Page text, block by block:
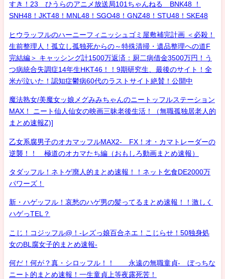
すき！23 ひうらのアニメ放送局101ちゃんねる BNK48 ！
SNH48！JKT48！MNL48！SGO48！GNZ48！STU48！SKE48
ヒウラッフルのハーニーフィニッシュゴミ屋敷補完計画 ＜必殺！
生前整理人！孤立し孤独死からの～特殊清掃・遺品整理への道F
完結編＞ キャッシング計1500万返済：厨二病借金3500万円！う
つ病統合失調症14年生HKT46！！9期研究生、最後のサイト！全
米が泣いた！認知症鬱病60代のラストサイト絶賛！公開中
魔法熟女/美魔女ッ娘メグみみちゃんのニートッフルステーション
MAX！ ニート仙人仙女の映画三昧老後生活！（無職孤独居老人的
まとめ速報Z)]
乙女系腐男子のオカマッフルMAX2- FX！オ・カマトレーダーの
逆襲！！ 極道のオカマたち編（おもしろ動画まとめ速報）
タダッフル！ネトゲ廃人的まとめ速報！！ネット乞食DE2000万
パワーズ！
新・ハゲッフル！哀愁のハゲ男の髪ってるまとめ速報！！激しく
ハゲっTEL？
こじ！コジッフル@！-レズっ娘百合ネエ！こじらせ！50独身処
女のBL腐女子的まとめ速報-
何だ！何が？真・シロッフル！！ 永遠の無職童貞- ぼっちな
ニート的まとめ速報！一生童貞上等夜露死苦！